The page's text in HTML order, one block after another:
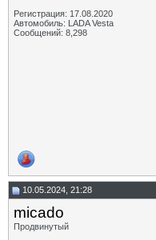
Регистрация: 17.08.2020
Автомобиль: LADA Vesta
Сообщений: 8,298
10.05.2024, 21:28
micado
Продвинутый